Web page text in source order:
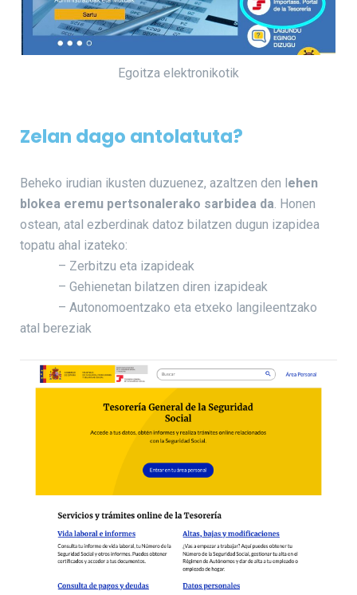
Egoitza elektronikotik
Zelan dago antolatuta?
Beheko irudian ikusten duzuenez, azaltzen den lehen
blokea eremu pertsonalerako sarbidea da. Honen
ostean, atal ezberdinak datoz bilatzen dugun izapidea
topatu ahal izateko:
– Zerbitzu eta izapideak
– Gehienetan bilatzen diren izapideak
– Autonomoentzako eta etxeko langileentzako
atal bereziak